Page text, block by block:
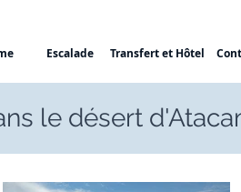
le désert
Escalade Transfert et Hôtel